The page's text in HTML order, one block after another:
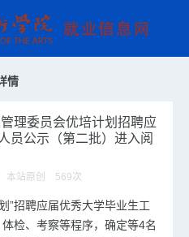
情
理委员会优培计划招聘应
员公示（第二批）进入阅
本站原创 569次
”招聘应届优秀大学毕业生工
检、考察等程序，确定等4名